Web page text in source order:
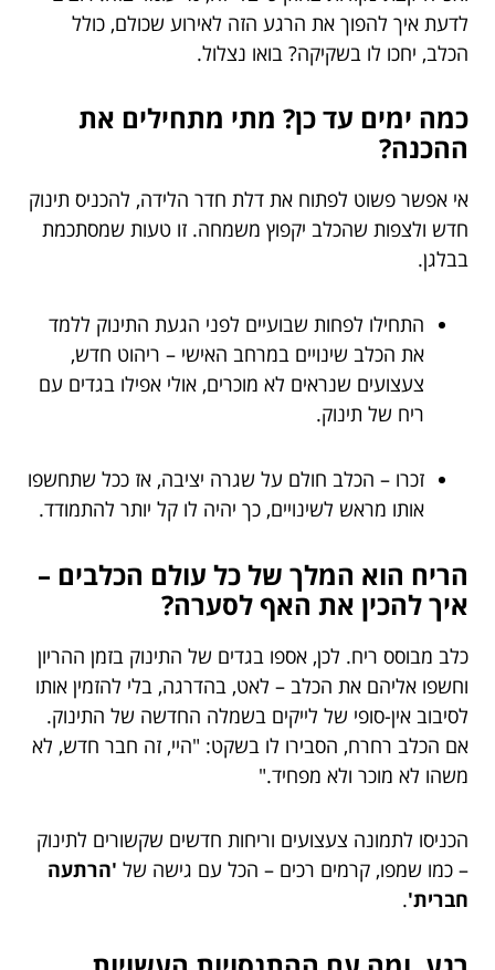
לדעת איך להפוך את הרגע הזה לאירוע שכולם, כולל
הכלב, יחכו לו בשקיקה? בואו נצלול.
כמה ימים עד כן? מתי מתחילים את
ההכנה?
אי אפשר פשוט לפתוח את דלת חדר הלידה, להכניס תינוק
חדש ולצפות שהכלב יקפוץ משמחה. זו טעות שמסתכמת
בבלגן.
התחילו לפחות שבועיים לפני הגעת התינוק ללמד
את הכלב שינויים במרחב האישי – ריהוט חדש,
צעצועים שנראים לא מוכרים, אולי אפילו בגדים עם
ריח של תינוק.
זכרו – הכלב חולם על שגרה יציבה, אז ככל שתחשפו
אותו מראש לשינויים, כך יהיה לו קל יותר להתמודד.
הריח הוא המלך של כל עולם הכלבים –
איך להכין את האף לסערה?
כלב מבוסס ריח. לכן, אספו בגדים של התינוק בזמן ההריון
וחשפו אליהם את הכלב – לאט, בהדרגה, בלי להזמין אותו
לסיבוב אין-סופי של לייקים בשמלה החדשה של התינוק.
אם הכלב רחרח, הסבירו לו בשקט: "היי, זה חבר חדש, לא
משהו לא מוכר ולא מפחיד."
הכניסו לתמונה צעצועים וריחות חדשים שקשורים לתינוק
– כמו שמפו, קרמים רכים – הכל עם גישה של 'הרתעה
חברית'.